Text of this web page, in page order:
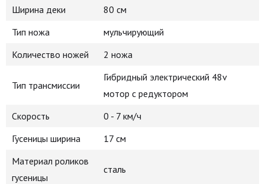
Ширина деки
80 см
Тип ножа
мульчирующий
Количество ножей
2 ножа
Тип трансмиссии
Гибридный электрический 48v
мотор с редуктором
Скорость
0 - 7 км/ч
Гусеницы ширина
17 см
Материал роликов
гусеницы
сталь